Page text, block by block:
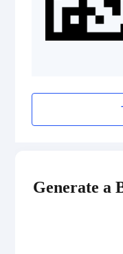
HIBC QR Code
Generate a